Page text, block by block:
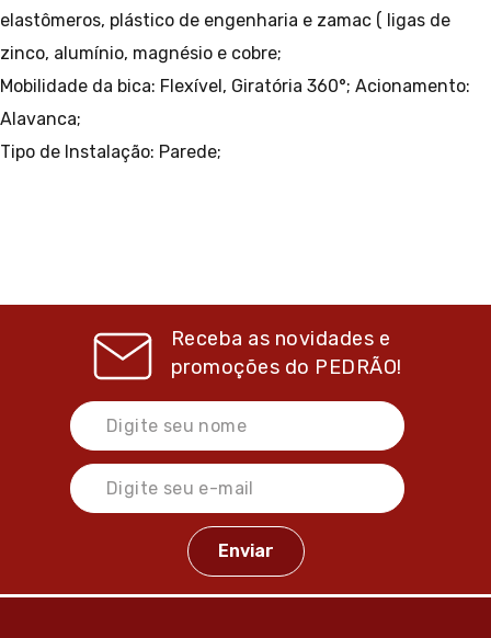
elastômeros, plástico de engenharia e zamac ( ligas de
zinco, alumínio, magnésio e cobre;
Mobilidade da bica: Flexível, Giratória 360°; Acionamento:
Alavanca;
Tipo de Instalação: Parede;
Receba as novidades e
promoções do PEDRÃO!